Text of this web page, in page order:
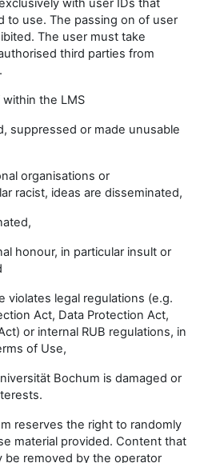
with user IDs that
to use. The passing on of user
The user must take
third parties from
within the LMS
suppressed or made unusable
organisations or
racist, ideas are disseminated,
honour, in particular insult or
legal regulations (e.g.
Act, Data Protection Act,
or internal RUB regulations, in
of Use,
Bochum is damaged or
reserves the right to randomly
material provided. Content that
be removed by the operator